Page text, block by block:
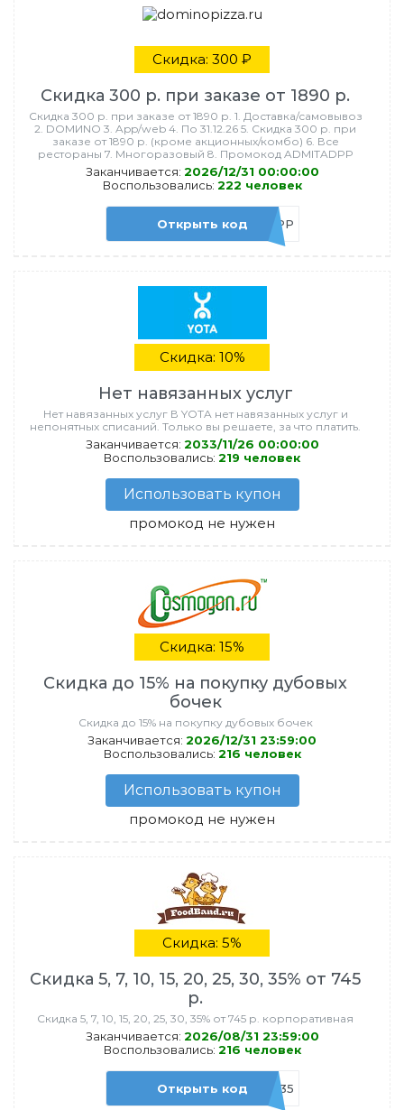
Скидка: 300 ₽
Скидка 300 р. при заказе от 1890 р.
Скидка 300 р. при заказе от 1890 р. 1. Доставка/самовывоз
2. DOMИNO 3. App/web 4. По 31.12.26 5. Скидка 300 р. при
заказе от 1890 р. (кроме акционных/комбо) 6. Все
рестораны 7. Многоразовый 8. Промокод ADMITADPP
Заканчивается: 2026/12/31 00:00:00
Воспользовались: 222 человек
Открыть кодADMITADPP
Скидка: 10%
Нет навязанных услуг
Нет навязанных услуг В YOTA нет навязанных услуг и
непонятных списаний. Только вы решаете, за что платить.
Заканчивается: 2033/11/26 00:00:00
Воспользовались: 219 человек
Использовать купон
промокод не нужен
Скидка: 15%
Скидка до 15% на покупку дубовых
бочек
Скидка до 15% на покупку дубовых бочек
Заканчивается: 2026/12/31 23:59:00
Воспользовались: 216 человек
Использовать купон
промокод не нужен
Скидка: 5%
Скидка 5, 7, 10, 15, 20, 25, 30, 35% от 745
р.
Скидка 5, 7, 10, 15, 20, 25, 30, 35% от 745 р. корпоративная
Заканчивается: 2026/08/31 23:59:00
Воспользовались: 216 человек
Открыть кодadmitad35